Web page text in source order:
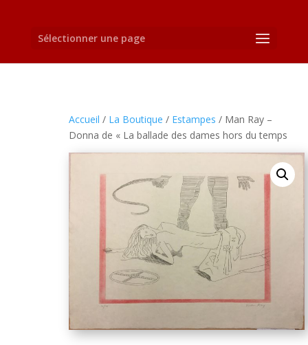
Sélectionner une page
Accueil / La Boutique / Estampes / Man Ray –
Donna de « La ballade des dames hors du temps